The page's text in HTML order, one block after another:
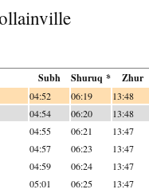
Subh Shuruq * Zhur
04:52 06:19 13:48
04:54 06:20 13:48
04:55 06:21 13:47
04:57 06:23 13:47
04:59 06:24 13:47
05:01 06:25 13:47